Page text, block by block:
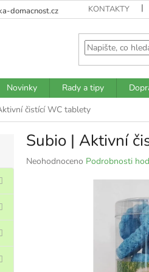
domacnost.cz KONTAKTY
Novinky Rady a tipy
čistící WC tablety
Subio | Aktivní
Průměrné
Neohodnoceno Podrobnosti